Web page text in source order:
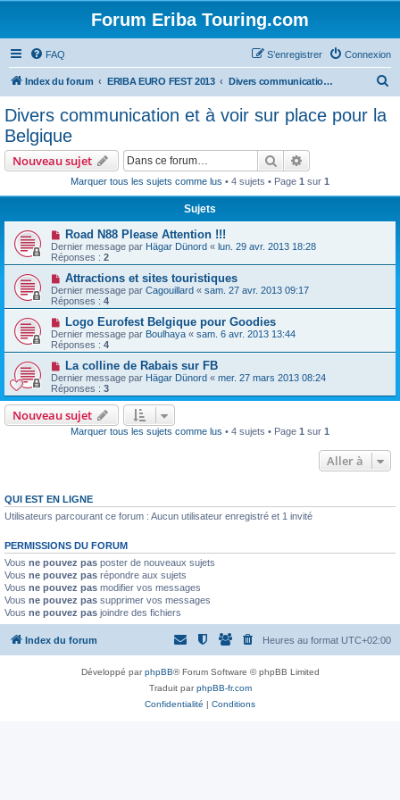
Forum Eriba Touring.com
FAQ Connexion
S’enregistrer
Index du forum ERIBA EURO FEST 2013 Divers communication et à voir sur place pour la Belgique
Divers communication et à voir sur place pour la
Belgique
Nouveau sujet Rechercher
Marquer tous les sujets comme lus • 4 sujets • Page 1 sur 1
Sujets
Road N88 Please Attention !!!
Dernier message par Hägar Dünord « lun. 29 avr. 2013 18:28
Réponses : 2
Attractions et sites touristiques
Dernier message par Cagouillard « sam. 27 avr. 2013 09:17
Réponses : 4
Logo Eurofest Belgique pour Goodies
Dernier message par Boulhaya « sam. 6 avr. 2013 13:44
Réponses : 4
La colline de Rabais sur FB
Dernier message par Hägar Dünord « mer. 27 mars 2013 08:24
Réponses : 3
Nouveau sujet
Marquer tous les sujets comme lus • 4 sujets • Page 1 sur 1
Aller à
QUI EST EN LIGNE
Utilisateurs parcourant ce forum : Aucun utilisateur enregistré et 1 invité
PERMISSIONS DU FORUM
Vous ne pouvez pas poster de nouveaux sujets
Vous ne pouvez pas répondre aux sujets
Vous ne pouvez pas modifier vos messages
Vous ne pouvez pas supprimer vos messages
Vous ne pouvez pas joindre des fichiers
Index du forum Heures au format UTC+02:00
Développé parphpBB® Forum Software © phpBB Limited
Traduit parphpBB-fr.com
Confidentialité | Conditions